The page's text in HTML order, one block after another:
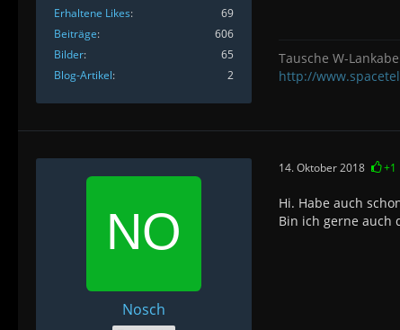
Erhaltene Likes
69
Beiträge
606
Bilder
65
Blog-Artikel
2
Tausche W-
http://
Nosch
14. Oktober 2018 +1
Hi. Habe auch
Bin ich gerne auch